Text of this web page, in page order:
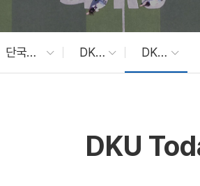
단국대 소식 DKU News DKU Today
DKU